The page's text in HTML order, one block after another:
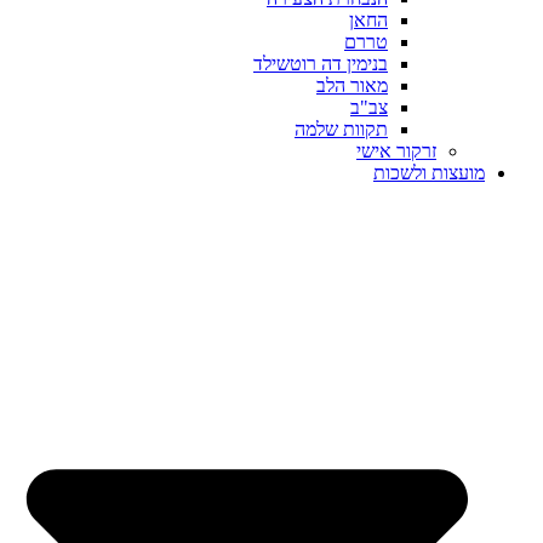
החאן
טררם
בנימין דה רוטשילד
מאור הלב
צב"ב
תקוות שלמה
זרקור אישי
מועצות ולשכות